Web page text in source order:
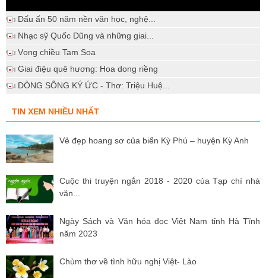
Dấu ấn 50 năm nền văn học, nghệ...
Nhạc sỹ Quốc Dũng và những giai...
Vọng chiều Tam Soa
Giai điệu quê hương: Hoa dong riềng
DÒNG SÔNG KÝ ỨC - Thơ: Triệu Huệ...
TIN XEM NHIỀU NHẤT
Vẻ đẹp hoang sơ của biển Kỳ Phú – huyện Kỳ Anh
Cuộc thi truyện ngắn 2018 - 2020 của Tạp chí nhà
văn...
Ngày Sách và Văn hóa đọc Việt Nam tỉnh Hà Tĩnh
năm 2023
Chùm thơ về tình hữu nghị Việt- Lào